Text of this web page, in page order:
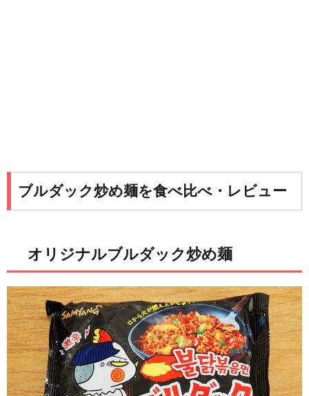
ブルダック炒め麺を食べ比べ・レビュー
オリジナルブルダック炒め麺